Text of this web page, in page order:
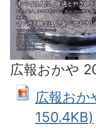
広報おかや
広報おか
150.4KB)